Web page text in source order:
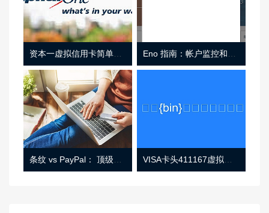
资本一虚拟信用卡简单介绍
条纹 vs PayPal： 顶级功能， 定价 （和更多！ VISA卡头411167虚拟卡基础信息